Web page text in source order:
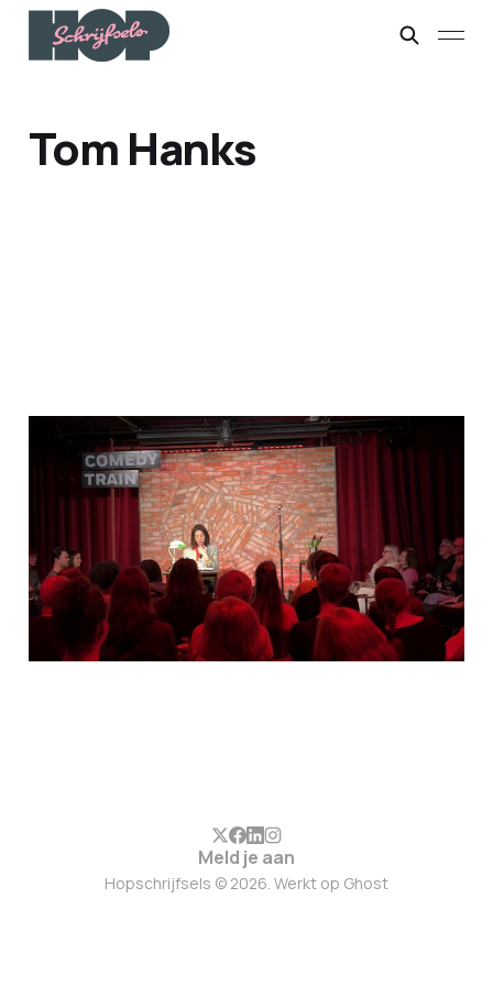
Tom Hanks
Trouble in paradise
10 mei 20262 min leestijd Members
Meld je aan
Hopschrijfsels © 2026. Werkt op Ghost